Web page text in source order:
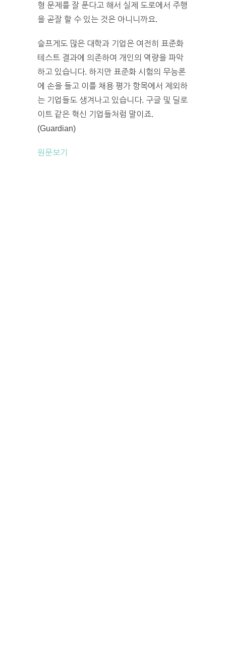
형 문제를 잘 푼다고 해서 실제 도로에서 주행
을 곧잘 할 수 있는 것은 아니니까요.
슬프게도 많은 대학과 기업은 여전히 표준화
테스트 결과에 의존하여 개인의 역량을 파악
하고 있습니다. 하지만 표준화 시험의 무능론
에 손을 들고 이를 채용 평가 항목에서 제외하
는 기업들도 생겨나고 있습니다. 구글 및 딜로
이트 같은 혁신 기업들처럼 말이죠.
(Guardian)
원문보기